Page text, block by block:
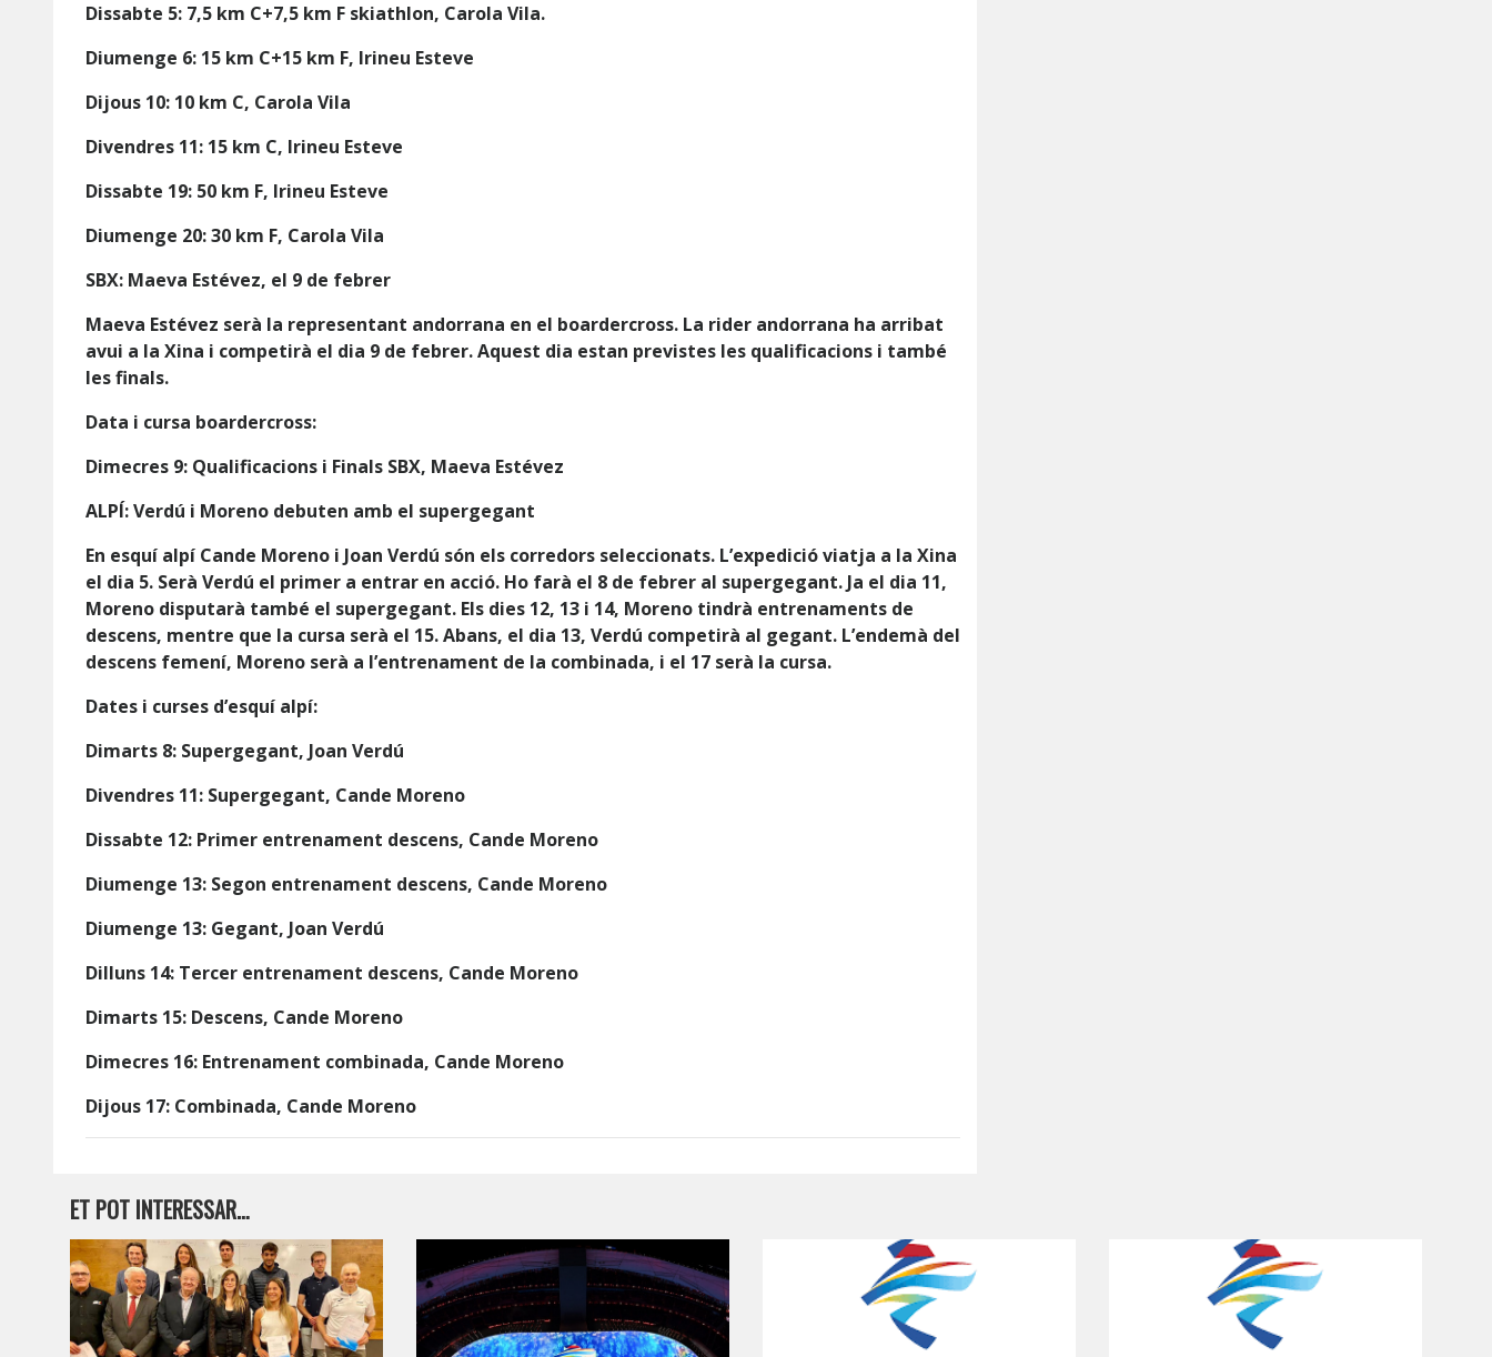
Dissabte 5: 7,5 km C+7,5 km F skiathlon, Carola Vila.
Diumenge 6: 15 km C+15 km F, Irineu Esteve
Dijous 10: 10 km C, Carola Vila
Divendres 11: 15 km C, Irineu Esteve
Dissabte 19: 50 km F, Irineu Esteve
Diumenge 20: 30 km F, Carola Vila
SBX: Maeva Estévez, el 9 de febrer
Maeva Estévez serà la representant andorrana en el boardercross. La rider andorrana ha arribat
avui a la Xina i competirà el dia 9 de febrer. Aquest dia estan previstes les qualificacions i també
les finals.
Data i cursa boardercross:
Dimecres 9: Qualificacions i Finals SBX, Maeva Estévez
ALPÍ: Verdú i Moreno debuten amb el supergegant
En esquí alpí Cande Moreno i Joan Verdú són els corredors seleccionats. L’expedició viatja a la Xina
el dia 5. Serà Verdú el primer a entrar en acció. Ho farà el 8 de febrer al supergegant. Ja el dia 11,
Moreno disputarà també el supergegant. Els dies 12, 13 i 14, Moreno tindrà entrenaments de
descens, mentre que la cursa serà el 15. Abans, el dia 13, Verdú competirà al gegant. L’endemà del
descens femení, Moreno serà a l’entrenament de la combinada, i el 17 serà la cursa.
Dates i curses d’esquí alpí:
Dimarts 8: Supergegant, Joan Verdú
Divendres 11: Supergegant, Cande Moreno
Dissabte 12: Primer entrenament descens, Cande Moreno
Diumenge 13: Segon entrenament descens, Cande Moreno
Diumenge 13: Gegant, Joan Verdú
Dilluns 14: Tercer entrenament descens, Cande Moreno
Dimarts 15: Descens, Cande Moreno
Dimecres 16: Entrenament combinada, Cande Moreno
Dijous 17: Combinada, Cande Moreno
ET POT INTERESSAR…